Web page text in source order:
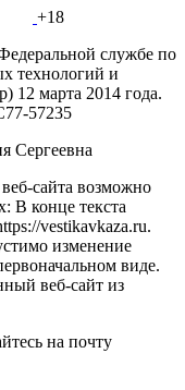
+18
службе по
технологий и
12 марта 2014 года.
57235
Сергеевна
сайта возможно
В конце текста
vestikavkaza.ru.
изменение
виде.
веб-сайт из
на почту